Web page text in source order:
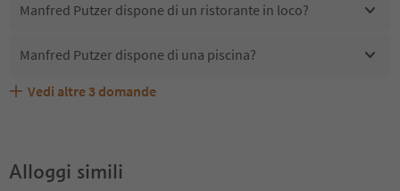
Manfred Putzer dispone di un ristorante in loco?
Manfred Putzer dispone di una piscina?
Manfred Putzer accetta animali domestici?
Quali servizi/attività sono disponibili presso Manfred
Gli ospiti di Manfred Putzer ricevono l'Alto Adige Guest
Vedi altre 3 domande
Alloggi simili